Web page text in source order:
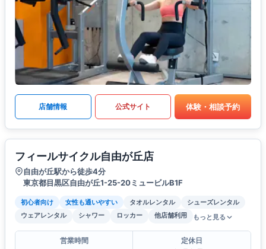
店舗情報 公式サイト 体験・相談予約
フィールサイクル自由が丘店
自由が丘駅から徒歩4分
東京都目黒区自由が丘1-25-20ミュービルB1F
初心者向け 女性も通いやすい タオルレンタル
シューズレンタル
ウェアレンタル
シャワー ロッカー 他店舗利用 もっと見る
営業時間
定休日